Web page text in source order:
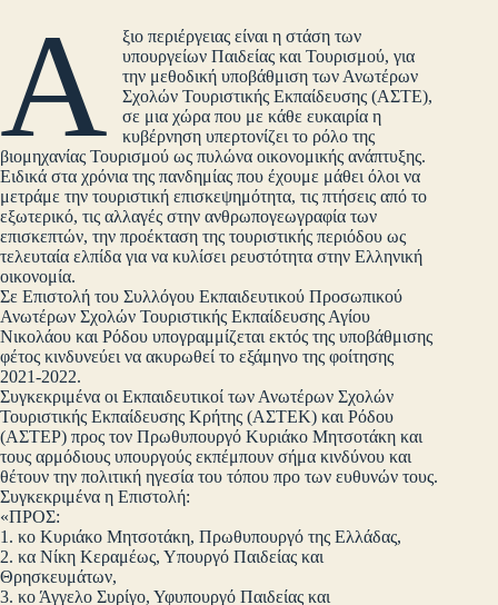
Ά
ξιο περιέργειας είναι η στάση των
υπουργείων Παιδείας και Τουρισμού, για
την μεθοδική υποβάθμιση των Ανωτέρων
Σχολών Τουριστικής Εκπαίδευσης (ΑΣΤΕ),
σε μια χώρα που με κάθε ευκαιρία η
κυβέρνηση υπερτονίζει το ρόλο της
βιομηχανίας Τουρισμού ως πυλώνα οικονομικής ανάπτυξης.
Ειδικά στα χρόνια της πανδημίας που έχουμε μάθει όλοι να
μετράμε την τουριστική επισκεψημότητα, τις πτήσεις από το
εξωτερικό, τις αλλαγές στην ανθρωπογεωγραφία των
επισκεπτών, την προέκταση της τουριστικής περιόδου ως
τελευταία ελπίδα για να κυλίσει ρευστότητα στην Ελληνική
οικονομία.
Σε Επιστολή του Συλλόγου Εκπαιδευτικού Προσωπικού
Ανωτέρων Σχολών Τουριστικής Εκπαίδευσης Αγίου
Νικολάου και Ρόδου υπογραμμίζεται εκτός της υποβάθμισης
φέτος κινδυνεύει να ακυρωθεί το εξάμηνο της φοίτησης
2021-2022.
Συγκεκριμένα οι Εκπαιδευτικοί των Ανωτέρων Σχολών
Τουριστικής Εκπαίδευσης Κρήτης (ΑΣΤΕΚ) και Ρόδου
(ΑΣΤΕΡ) προς τον Πρωθυπουργό Κυριάκο Μητσοτάκη και
τους αρμόδιους υπουργούς εκπέμπουν σήμα κινδύνου και
θέτουν την πολιτική ηγεσία του τόπου προ των ευθυνών τους.
Συγκεκριμένα η Επιστολή:
«ΠΡΟΣ:
1. κο Κυριάκο Μητσοτάκη, Πρωθυπουργό της Ελλάδας,
2. κα Νίκη Κεραμέως, Υπουργό Παιδείας και
Θρησκευμάτων,
3. κο Άγγελο Συρίγο, Υφυπουργό Παιδείας και